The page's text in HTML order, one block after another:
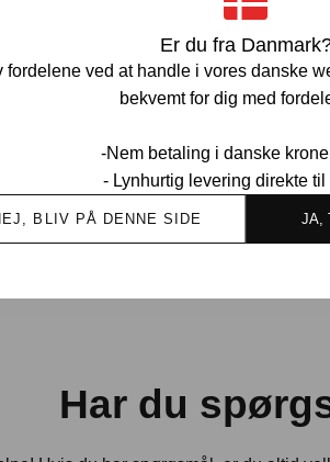
Er du fra
fordelene ved at handle i vores danske
bekvemt for dig med
-Nem betaling i danske
- Lynhurtig levering direkte til
BLIV PÅ DENNE SIDE JA,
Har du